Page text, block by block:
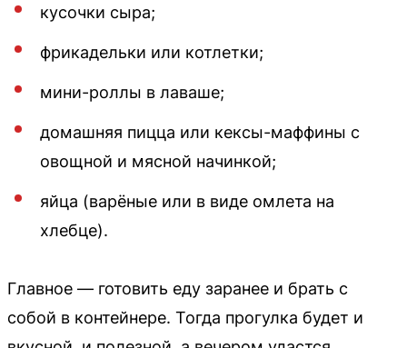
кусочки сыра;
фрикадельки или котлетки;
мини-роллы в лаваше;
домашняя пицца или кексы-маффины с
овощной и мясной начинкой;
яйца (варёные или в виде омлета на
хлебце).
Главное — готовить еду заранее и брать с
собой в контейнере. Тогда прогулка будет и